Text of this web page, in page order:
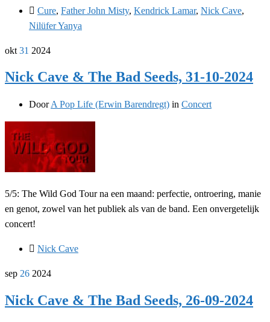
Cure, Father John Misty, Kendrick Lamar, Nick Cave,
Nilüfer Yanya
okt 31 2024
Nick Cave & The Bad Seeds, 31-10-2024
DoorA Pop Life (Erwin Barendregt) in Concert
5/5: The Wild God Tour na een maand: perfectie, ontroering, manie
en genot, zowel van het publiek als van de band. Een onvergetelijk
concert!
Nick Cave
sep 26 2024
Nick Cave & The Bad Seeds, 26-09-2024